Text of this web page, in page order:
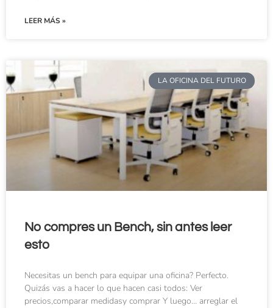
LEER MÁS »
LA OFICINA DEL FUTURO
No compres un Bench, sin antes leer
esto
Necesitas un bench para equipar una oficina? Perfecto.
Quizás vas a hacer lo que hacen casi todos: Ver
precios,comparar medidasy comprar Y luego… arreglar el